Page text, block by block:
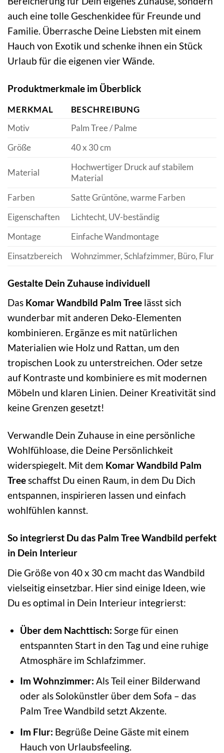
auch eine tolle Geschenkidee für Freunde und
Familie. Überrasche Deine Liebsten mit einem
Hauch von Exotik und schenke ihnen ein Stück
Urlaub für die eigenen vier Wände.
Produktmerkmale im Überblick
MERKMAL
BESCHREIBUNG
Motiv
Palm Tree / Palme
Größe
40 x 30 cm
Material
Hochwertiger Druck auf stabilem
Material
Farben
Satte Grüntöne, warme Farben
Eigenschaften
Lichtecht, UV-beständig
Montage
Einfache Wandmontage
Einsatzbereich
Wohnzimmer, Schlafzimmer, Büro, Flur
Gestalte Dein Zuhause individuell
Das Komar Wandbild Palm Tree lässt sich
wunderbar mit anderen Deko-Elementen
kombinieren. Ergänze es mit natürlichen
Materialien wie Holz und Rattan, um den
tropischen Look zu unterstreichen. Oder setze
auf Kontraste und kombiniere es mit modernen
Möbeln und klaren Linien. Deiner Kreativität sind
keine Grenzen gesetzt!
Verwandle Dein Zuhause in eine persönliche
Wohlfühloase, die Deine Persönlichkeit
widerspiegelt. Mit dem Komar Wandbild Palm
Treeschaffst Du einen Raum, in dem Du Dich
entspannen, inspirieren lassen und einfach
wohlfühlen kannst.
So integrierst Du das Palm Tree Wandbild perfekt
in Dein Interieur
Die Größe von 40 x 30 cm macht das Wandbild
vielseitig einsetzbar. Hier sind einige Ideen, wie
Du es optimal in Dein Interieur integrierst:
Über dem Nachttisch: Sorge für einen
entspannten Start in den Tag und eine ruhige
Atmosphäre im Schlafzimmer.
Im Wohnzimmer: Als Teil einer Bilderwand
oder als Solokünstler über dem Sofa – das
Palm Tree Wandbild setzt Akzente.
Im Flur: Begrüße Deine Gäste mit einem
Hauch von Urlaubsfeeling.